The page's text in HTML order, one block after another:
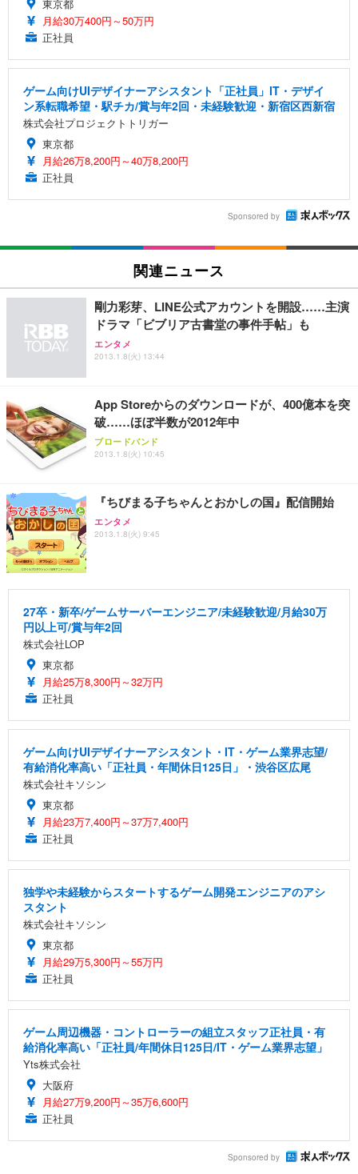
東京都
月給30万400円～50万円
正社員
ゲーム向けUIデザイナーアシスタント「正社員」IT・デザイ
ン系転職希望・駅チカ/賞与年2回・未経験歓迎・新宿区西新宿
株式会社プロジェクトトリガー
東京都
月給26万8,200円～40万8,200円
正社員
Sponsored by
関連ニュース
剛力彩芽、LINE公式アカウントを開設……主演
ドラマ「ビブリア古書堂の事件手帖」も
エンタメ
2013.1.8(火) 13:44
App Storeからのダウンロードが、400億本を突
破……ほぼ半数が2012年中
ブロードバンド
2013.1.8(火) 10:45
『ちびまる子ちゃんとおかしの国』配信開始
エンタメ
2013.1.8(火) 9:45
27卒・新卒/ゲームサーバーエンジニア/未経験歓迎/月給30万
円以上可/賞与年2回
株式会社LOP
東京都
月給25万8,300円～32万円
正社員
ゲーム向けUIデザイナーアシスタント・IT・ゲーム業界志望/
有給消化率高い「正社員・年間休日125日」・渋谷区広尾
株式会社キソシン
東京都
月給23万7,400円～37万7,400円
正社員
独学や未経験からスタートするゲーム開発エンジニアのアシ
スタント
株式会社キソシン
東京都
月給29万5,300円～55万円
正社員
ゲーム周辺機器・コントローラーの組立スタッフ正社員・有
給消化率高い「正社員/年間休日125日/IT・ゲーム業界志望」
Yts株式会社
大阪府
月給27万9,200円～35万6,600円
正社員
Sponsored by